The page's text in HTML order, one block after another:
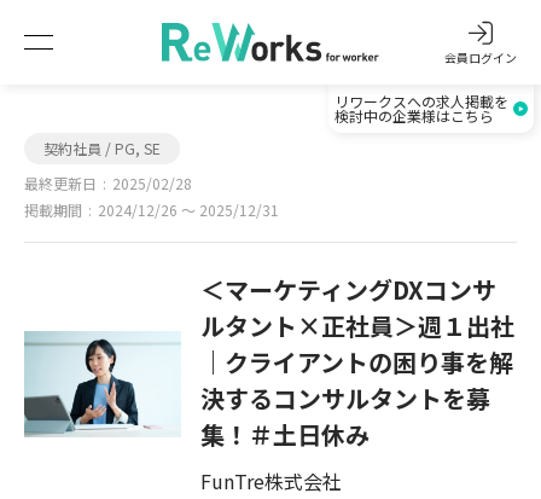
会員ログイン
リワークスへの求人掲載を
検討中の企業様はこちら
契約社員 / PG, SE
最終更新日
2025/02/28
掲載期間
2024/12/26 〜 2025/12/31
＜マーケティングDXコンサ
ルタント×正社員＞週１出社
｜クライアントの困り事を解
決するコンサルタントを募
集！＃土日休み
FunTre株式会社